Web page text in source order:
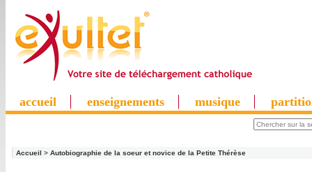
accueil enseignements musique
Accueil > Autobiographie de la soeur et novice de la Petite Thérèse